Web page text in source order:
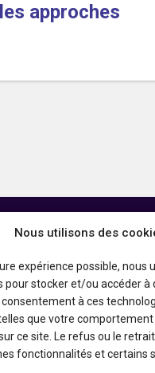
Nous utilisons des
expérience possible, nous
pour stocker et/ou accéder
à ces
que votre comportement
ce site. Le refus ou le
fonctionnalités et certains
approches
du
Politique